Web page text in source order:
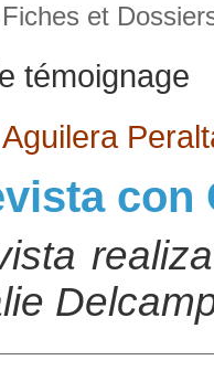
Fiches et
témoignage
con